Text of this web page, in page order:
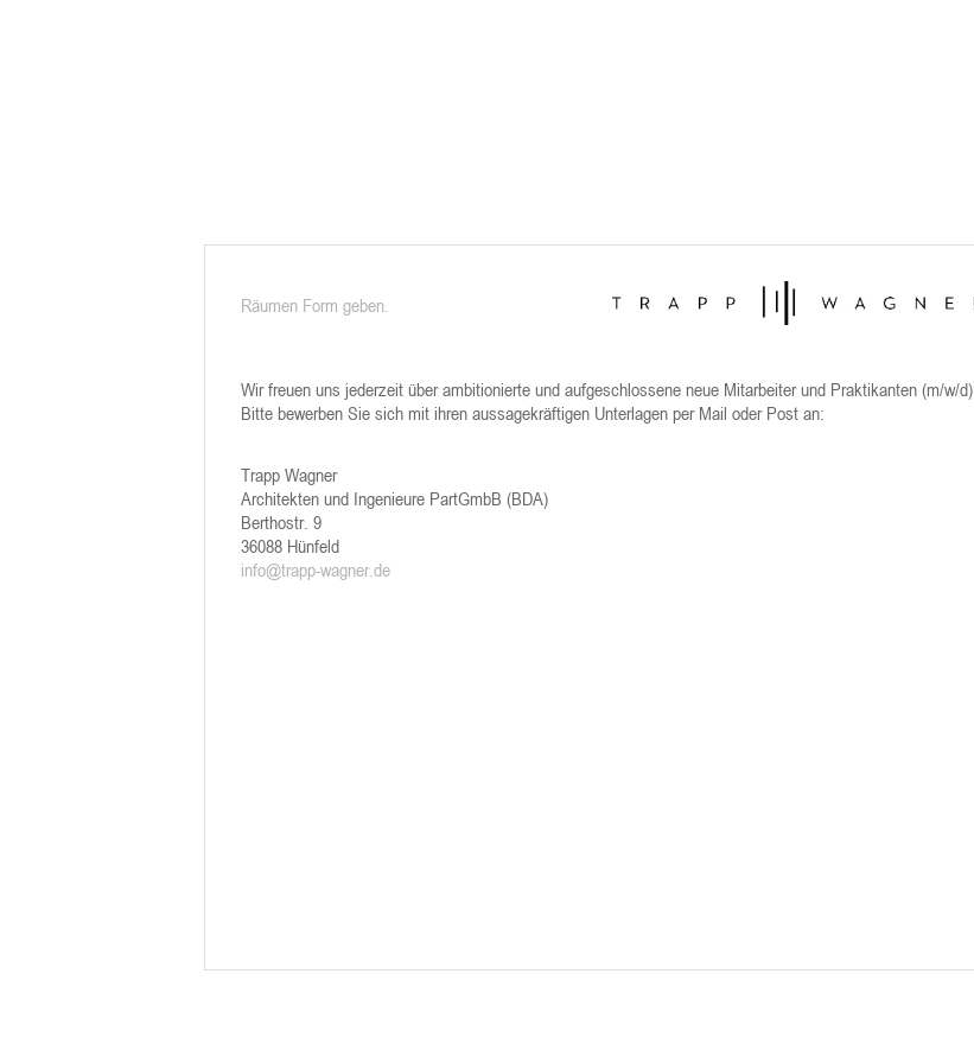
Räumen Form geben.
Wir freuen uns jederzeit über ambitionierte und aufgeschlossene neue Mitarbeiter und Praktikanten (m/w/d)
Bitte bewerben Sie sich mit ihren aussagekräftigen Unterlagen per Mail oder Post an:
Trapp Wagner
Architekten und Ingenieure PartGmbB (BDA)
Berthostr. 9
36088 Hünfeld
info@trapp-wagner.de